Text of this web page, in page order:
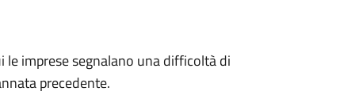
imprese segnalano una difficoltà di
precedente.